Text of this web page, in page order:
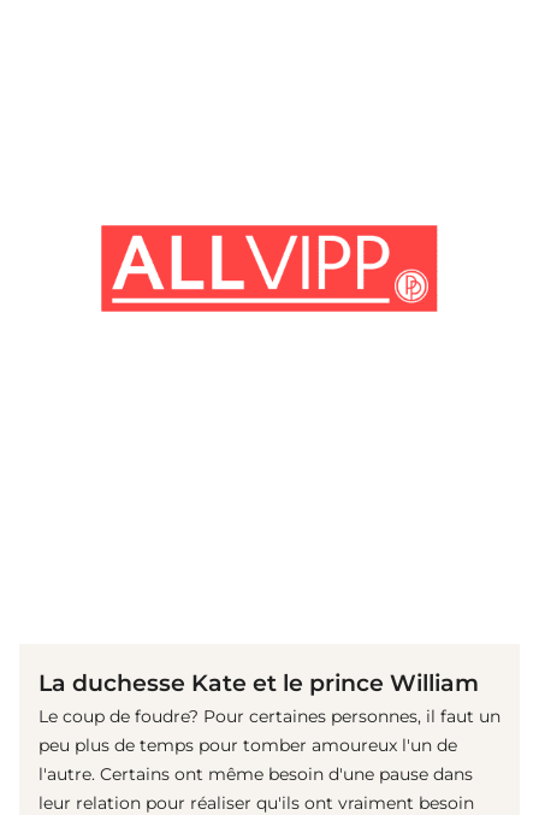
La duchesse Kate et le prince William
Le coup de foudre? Pour certaines personnes, il faut un
peu plus de temps pour tomber amoureux l'un de
l'autre. Certains ont même besoin d'une pause dans
leur relation pour réaliser qu'ils ont vraiment besoin